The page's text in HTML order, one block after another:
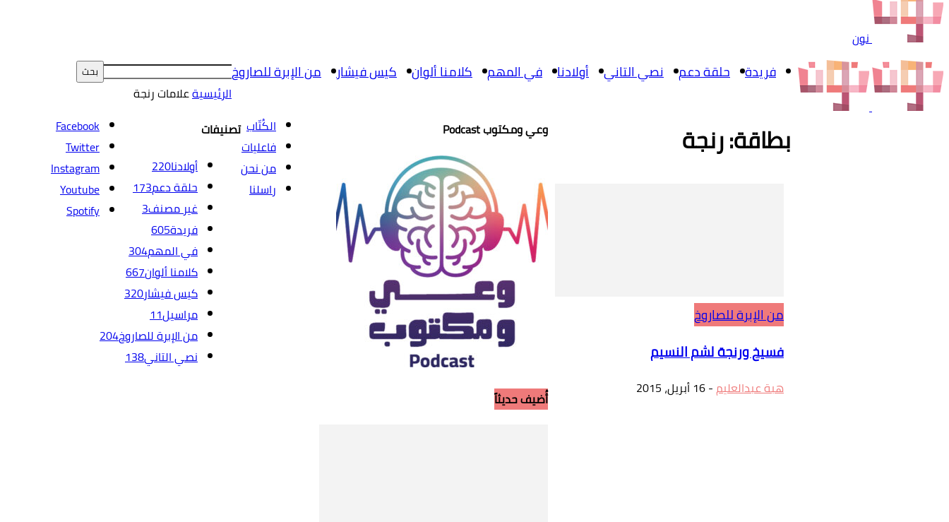
نون
فريدة حلقة دعم نصي التاني أولادنا في المهم كلامنا ألوان كيس فيشار من الإبرة للصاروخ
الرئيسيةعلاماترنجة
بطاقة: رنجة
من الإبرة للصاروخ
فسيخ ورنجة لشم النسيم
هبة عبدالعليم-16 أبريل، 2015
وعي ومكتوب Podcast
أُضيف حديثاً
الكُتّاب
فاعليات
من نحن
راسلنا
تصنيفات
أولادنا220
حلقة دعم173
غير مصنف3
فريدة605
في المهم304
كلامنا ألوان667
كيس فيشار320
مراسيل11
من الإبرة للصاروخ204
نصي التاني138
Facebook
Twitter
Instagram
Youtube
Spotify